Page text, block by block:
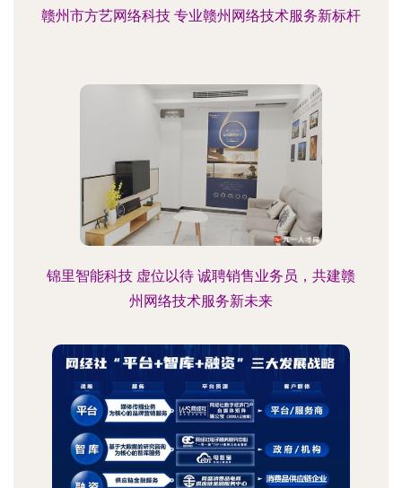
赣州市方艺网络科技 专业赣州网络技术服务新标杆
锦里智能科技 虚位以待 诚聘销售业务员，共建赣
州网络技术服务新未来